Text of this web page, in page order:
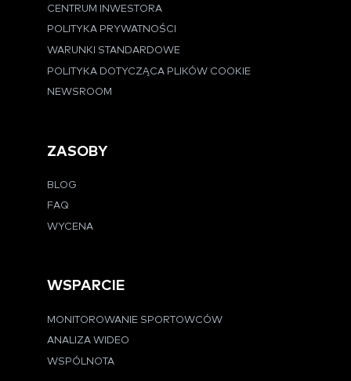
CENTRUM INWESTORA
POLITYKA PRYWATNOŚCI
WARUNKI STANDARDOWE
POLITYKA DOTYCZĄCA PLIKÓW COOKIE
NEWSROOM
ZASOBY
BLOG
FAQ
WYCENA
WSPARCIE
MONITOROWANIE SPORTOWCÓW
ANALIZA WIDEO
WSPÓLNOTA